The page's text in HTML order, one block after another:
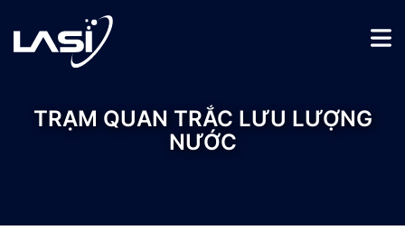
TRẠM QUAN TRẮC LƯU LƯỢNG
NƯỚC